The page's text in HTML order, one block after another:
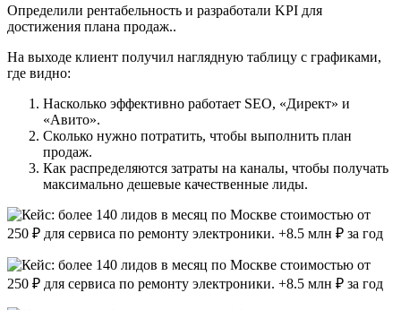
Определили рентабельность и разработали KPI для
достижения плана продаж..
На выходе клиент получил наглядную таблицу с графиками,
где видно:
Насколько эффективно работает SEO, «Директ» и
«Авито».
Сколько нужно потратить, чтобы выполнить план
продаж.
Как распределяются затраты на каналы, чтобы получать
максимально дешевые качественные лиды.